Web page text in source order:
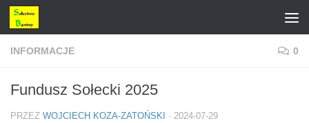
Przejdź do treści
INFORMACJE 0
Fundusz Sołecki 2025
PRZEZ WOJCIECH KOZA-ZATOŃSKI · 2024-07-29